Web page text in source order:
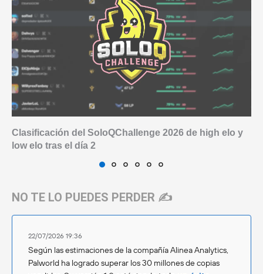
Clasificación del SoloQChallenge 2026 de high elo y
low elo tras el día 2
NO TE LO PUEDES PERDER ✍️
22/07/2026 19:36
Según las estimaciones de la compañía Alinea Analytics,
Palworld ha logrado superar los 30 millones de copias